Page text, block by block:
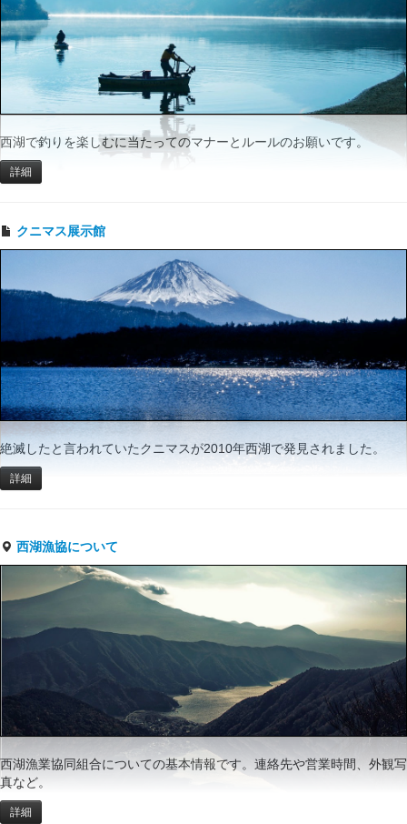
西湖で釣りを楽しむに当たってのマナーとルールのお願いです。
詳細
クニマス展示館
絶滅したと言われていたクニマスが2010年西湖で発見されました。
詳細
西湖漁協について
西湖漁業協同組合についての基本情報です。連絡先や営業時間、外観写
真など。
詳細